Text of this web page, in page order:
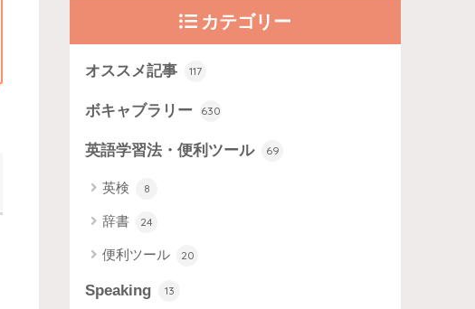
カテゴリー
オススメ記事 117
ボキャブラリー 630
英語学習法・便利ツール 69
英検 8
辞書 24
便利ツール 20
Speaking 13